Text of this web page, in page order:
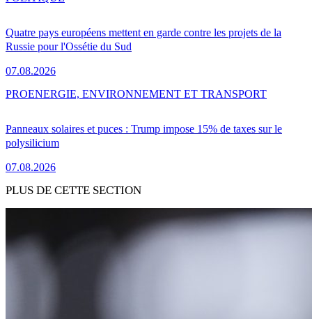
Quatre pays européens mettent en garde contre les projets de la
Russie pour l'Ossétie du Sud
07.08.2026
Panneaux solaires et puces : Trump impose 15% de taxes sur le
polysilicium
07.08.2026
PROENERGIE, ENVIRONNEMENT ET TRANSPORT
PLUS DE CETTE SECTION